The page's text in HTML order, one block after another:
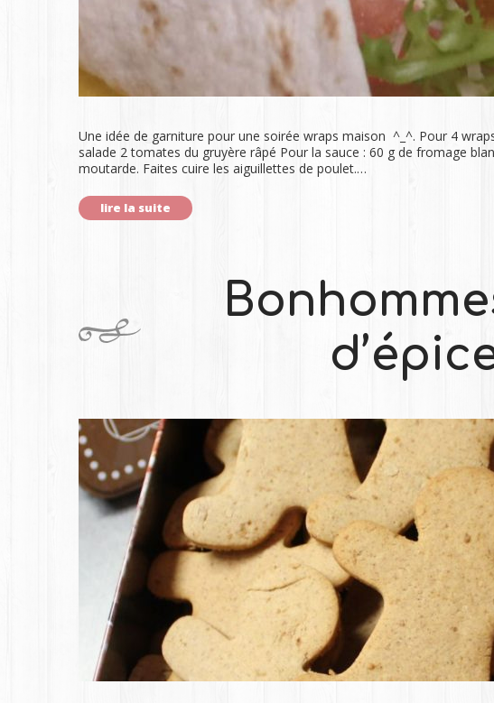
Une idée de garniture pour une soirée wraps maison ^_^. Pour 4
salade 2 tomates du gruyère râpé Pour la sauce : 60 g de fromage
moutarde. Faites cuire les aiguillettes de poulet.…
lire la suite